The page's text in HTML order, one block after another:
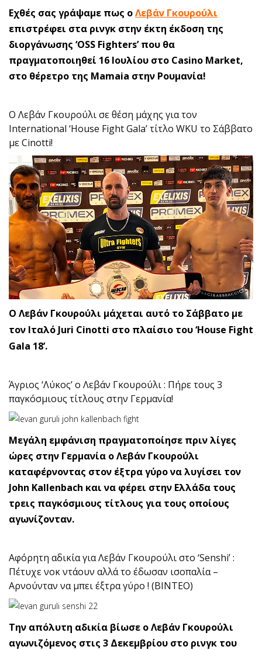
Εχθές σας γράψαμε πως οΛεβάν Γκουρούλι
επιστρέφει στα ρινγκ στην έκτη έκδοση της
διοργάνωσης ‘OSS Fighters’ που θα
πραγματοποιηθεί 16 Ιουλίου στο Casino Market,
στο θέρετρο της Mamaia στην Ρουμανία!
O Λεβάν Γκουρούλι σε θέση μάχης για τον
International ‘House Fight Gala’ τίτλο WKU το Σάββατο
με Cinotti!
Ο Λεβάν Γκουρούλι μάχεται αυτό το Σάββατο με
τον Ιταλό Juri Cinotti στο πλαίσιο του ‘House Fight
Gala 18’.
Άγριος ‘Λύκος’ ο Λεβάν Γκουρούλι : Πήρε τους 3
παγκόσμιους τίτλους στην Γερμανία!
Μεγάλη εμφάνιση πραγματοποίησε πριν λίγες
ώρες στην Γερμανία ο Λεβάν Γκουρούλι
καταφέρνοντας στον έξτρα γύρο να λυγίσει τον
John Kallenbach και να φέρει στην Ελλάδα τους
τρεις παγκόσμιους τίτλους για τους οποίους
αγωνίζονταν.
Αφόρητη αδικία για Λεβάν Γκουρούλι στο ‘Senshi’ :
Πέτυχε νοκ ντάουν αλλά το έδωσαν ισοπαλία –
Αρνούνταν να μπει έξτρα γύρο ! (ΒΙΝΤΕΟ)
Την απόλυτη αδικία βίωσε ο Λεβάν Γκουρούλι
αγωνιζόμενος στις 3 Δεκεμβρίου στο ρινγκ του